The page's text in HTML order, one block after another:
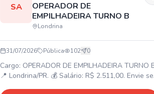
SA
OPERADOR DE
EMPILHADEIRA TURNO B
Londrina
31/07/2026 Pública 102 0
Cargo: OPERADOR DE EMPILHADEIRA TURNO
📍 Londrina/PR. 💰 Salário: R$ 2.511,00. Envie